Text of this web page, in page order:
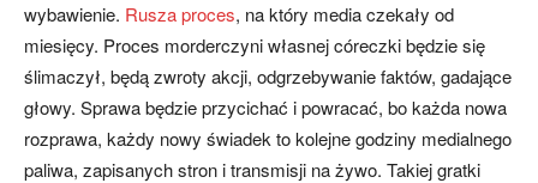
wybawienie. Rusza proces, na który media czekały od
miesięcy. Proces morderczyni własnej córeczki będzie się
ślimaczył, będą zwroty akcji, odgrzebywanie faktów, gadające
głowy. Sprawa będzie przycichać i powracać, bo każda nowa
rozprawa, każdy nowy świadek to kolejne godziny medialnego
paliwa, zapisanych stron i transmisji na żywo. Takiej gratki